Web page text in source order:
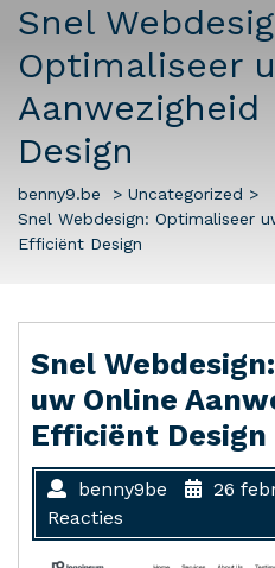
Snel
Optimaliseer
Design
benny9.be > Uncategorized >
Snel Webdesign: Optimaliseer
Efficiënt Design
Snel
uw Online
Efficiënt Design
benny9be 26
Reacties